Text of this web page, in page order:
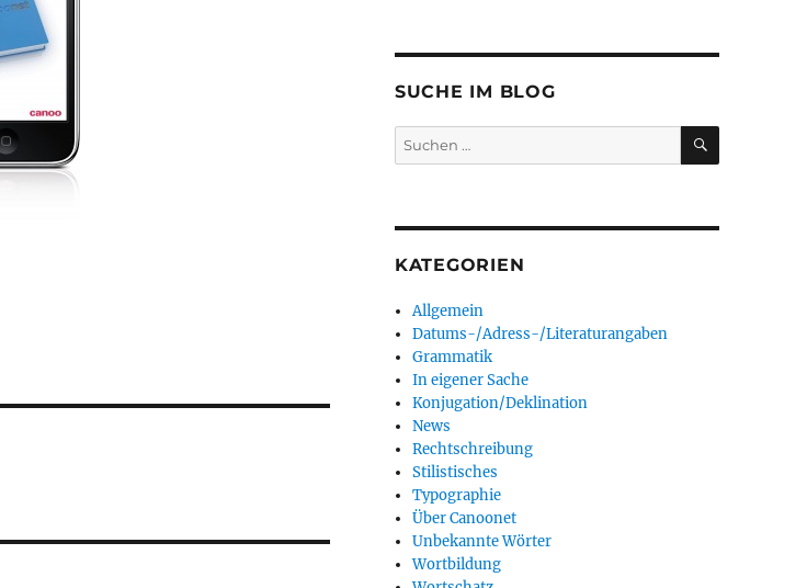
SUCHE IM BLOG
Suchen
nach:
SUCHEN
KATEGORIEN
Allgemein
Datums-/Adress-/Literaturangaben
Grammatik
In eigener Sache
Konjugation/Deklination
News
Rechtschreibung
Stilistisches
Typographie
Über Canoonet
Unbekannte Wörter
Wortbildung